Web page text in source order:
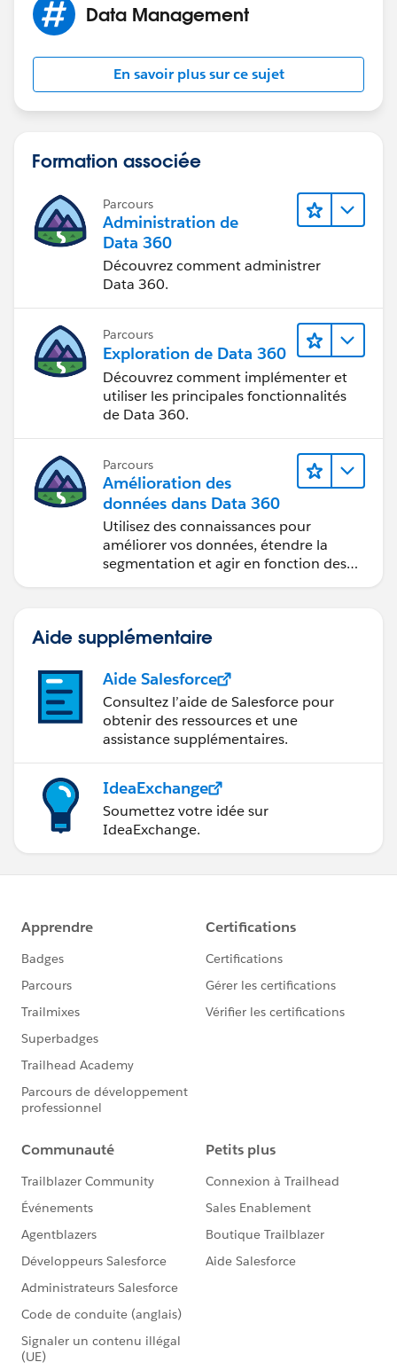
Data Management
En savoir plus sur ce sujet
Formation associée
Parcours
Administration de
Data 360
Découvrez comment administrer
Data 360.
Parcours
Exploration de Data 360
Découvrez comment implémenter et
utiliser les principales fonctionnalités
de Data 360.
Parcours
Amélioration des
données dans Data 360
Utilisez des connaissances pour
améliorer vos données, étendre la
segmentation et agir en fonction des
données.
Aide supplémentaire
Aide Salesforce
Consultez l’aide de Salesforce pour
obtenir des ressources et une
assistance supplémentaires.
IdeaExchange
Soumettez votre idée sur
IdeaExchange.